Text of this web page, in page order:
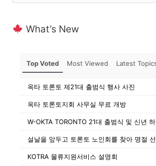
What’s New
Top Voted Most Viewed Latest
옥타 토론토 제21대 출범식 행사 사진
옥타 토론토지회 사무실 무료 개방
KOTRA 물류지원서비스 설명회